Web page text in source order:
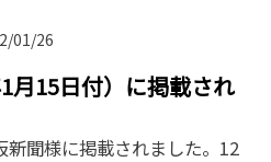
01/26
月15日付）に掲載され
聞様に掲載されました。12